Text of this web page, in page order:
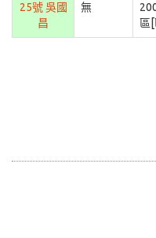
25號 吳國
昌
無
區[